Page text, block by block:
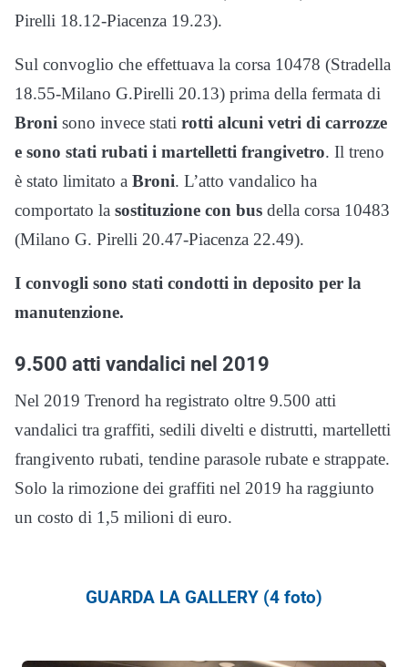
Pirelli 18.12-Piacenza 19.23).
Sul convoglio che effettuava la corsa 10478 (Stradella
18.55-Milano G.Pirelli 20.13) prima della fermata di
Broni sono invece stati rotti alcuni vetri di carrozze
e sono stati rubati i martelletti frangivetro. Il treno
è stato limitato a Broni. L’atto vandalico ha
comportato la sostituzione con bus della corsa 10483
(Milano G. Pirelli 20.47-Piacenza 22.49).
I convogli sono stati condotti in deposito per la
manutenzione.
9.500 atti vandalici nel 2019
Nel 2019 Trenord ha registrato oltre 9.500 atti
vandalici tra graffiti, sedili divelti e distrutti, martelletti
frangivento rubati, tendine parasole rubate e strappate.
Solo la rimozione dei graffiti nel 2019 ha raggiunto
un costo di 1,5 milioni di euro.
GUARDA LA GALLERY (4 foto)